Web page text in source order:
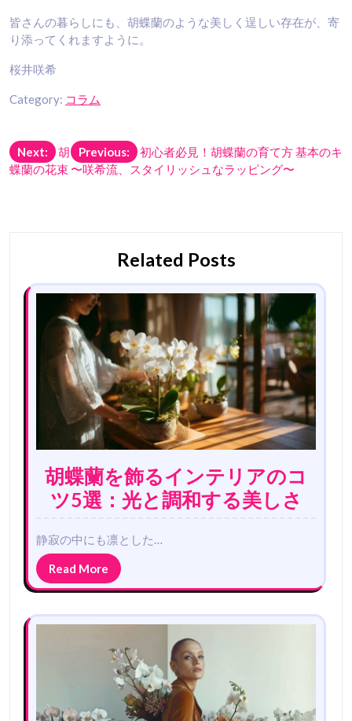
皆さんの暮らしにも、胡蝶蘭のような美しく逞しい存在が、寄
り添ってくれますように。
桜井咲希
Category: コラム
投
稿
シ
Previous: 初心者必見！胡蝶蘭の育て方 基本のキ
Next:
胡
蝶蘭の花束 〜咲希流、スタイリッシュなラッピング〜
Related Posts
胡蝶蘭を飾るインテリアのコ
ツ5選：光と調和する美しさ
静寂の中にも凛とした…
Read More